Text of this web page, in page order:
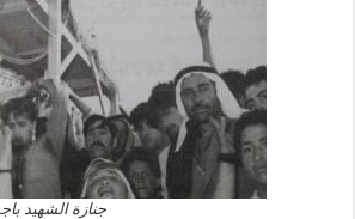
جنازة الشهيد